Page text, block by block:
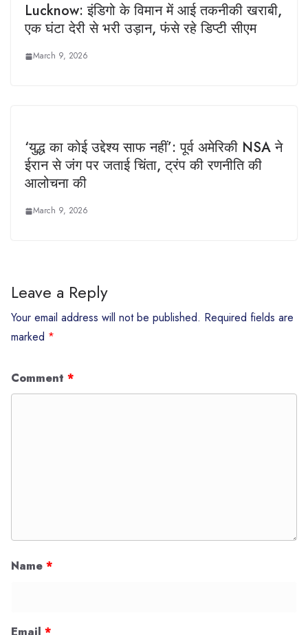
Lucknow: इंडिगो के विमान में आई तकनीकी खराबी,
एक घंटा देरी से भरी उड़ान, फंसे रहे डिप्टी सीएम
March 9, 2026
‘युद्ध का कोई उद्देश्य साफ नहीं’: पूर्व अमेरिकी NSA ने
ईरान से जंग पर जताई चिंता, ट्रंप की रणनीति की
आलोचना की
March 9, 2026
Leave a Reply
Your email address will not be published. Required fields are
marked *
Comment *
Name *